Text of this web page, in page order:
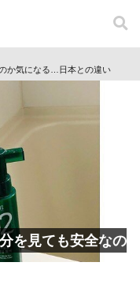
か気になる…日本との違い
を見ても安全なの